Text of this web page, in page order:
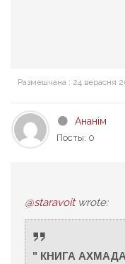
Размешчана : 24 верасня
Ананім
Посты: 0
@staravoitwrote:
" КНИГА